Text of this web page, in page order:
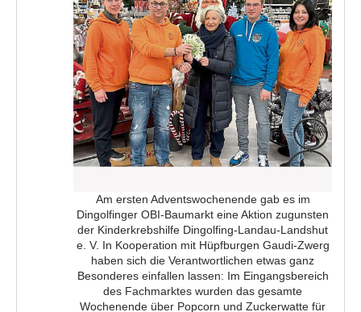
Am ersten Adventswochenende gab es im
Dingolfinger OBI-Baumarkt eine Aktion zugunsten
der Kinderkrebshilfe Dingolfing-Landau-Landshut
e. V. In Kooperation mit Hüpfburgen Gaudi-Zwerg
haben sich die Verantwortlichen etwas ganz
Besonderes einfallen lassen: Im Eingangsbereich
des Fachmarktes wurden das gesamte
Wochenende über Popcorn und Zuckerwatte für